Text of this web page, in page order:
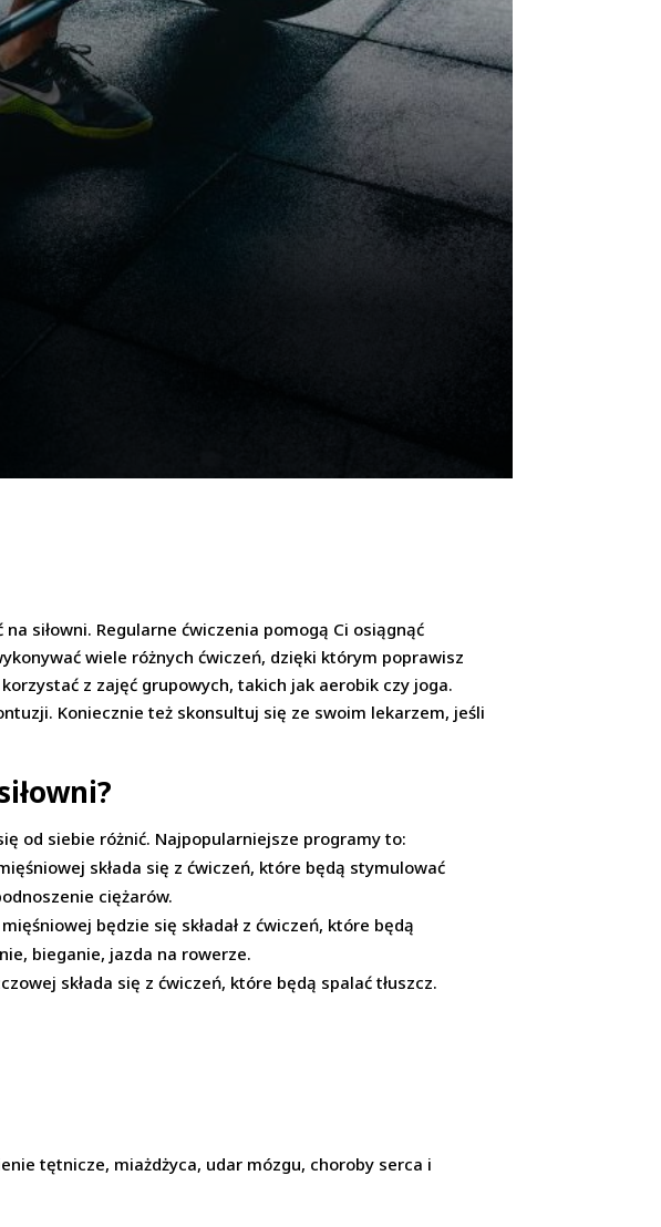
siłowni. Regularne ćwiczenia pomogą Ci osiągnąć
wiele różnych ćwiczeń, dzięki którym poprawisz
z zajęć grupowych, takich jak aerobik czy joga.
Koniecznie też skonsultuj się ze swoim lekarzem, jeśli
od siebie różnić. Najpopularniejsze programy to:
składa się z ćwiczeń, które będą stymulować
ciężarów.
będzie się składał z ćwiczeń, które będą
bieganie, jazda na rowerze.
składa się z ćwiczeń, które będą spalać tłuszcz.
tętnicze, miażdżyca, udar mózgu, choroby serca i